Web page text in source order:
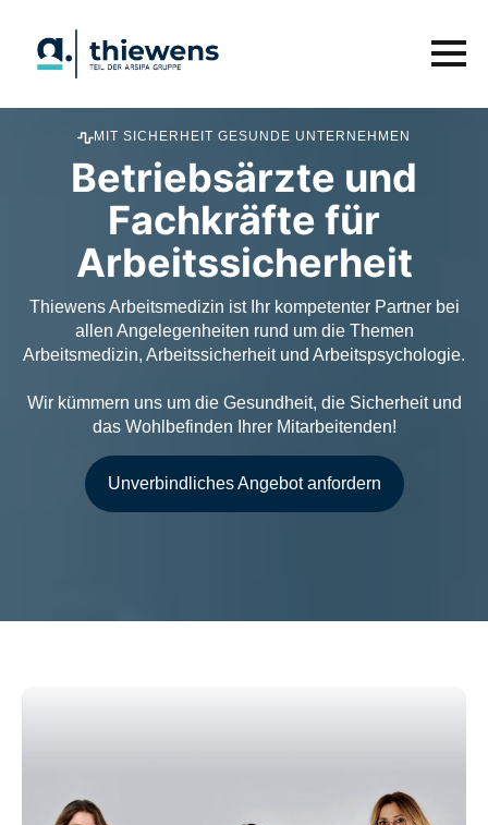
MIT SICHERHEIT GESUNDE UNTERNEHMEN
Betriebsärzte und
Fachkräfte für
Arbeitssicherheit
Thiewens Arbeitsmedizin ist Ihr kompetenter Partner bei
allen Angelegenheiten rund um die Themen
Arbeitsmedizin, Arbeitssicherheit und Arbeitspsychologie.
Wir kümmern uns um die Gesundheit, die Sicherheit und
das Wohlbefinden Ihrer Mitarbeitenden!
Unverbindliches Angebot anfordern